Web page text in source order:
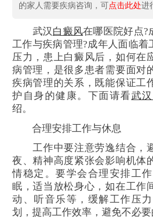
的家人需要疾病咨询，可点击此处进
武汉白癜风在哪医院好点?
工作与疾病管理?成年人面临着
压力，患上白癜风后，如何在
病管理，是很多患者需要面对
疾病管理的关系，既能保证工
护自身的健康。下面请看武
绍。
合理安排工作与休息
工作中要注意劳逸结合，
夜、精神高度紧张会影响机体
情稳定。要学会合理安排工
眠，适当放松身心，如在工作
动、听音乐等，缓解工作压
划，提高工作效率，避免不必要